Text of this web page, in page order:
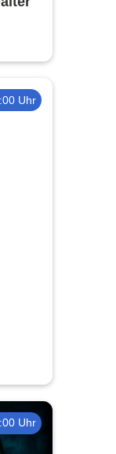
Uhr
Uhr